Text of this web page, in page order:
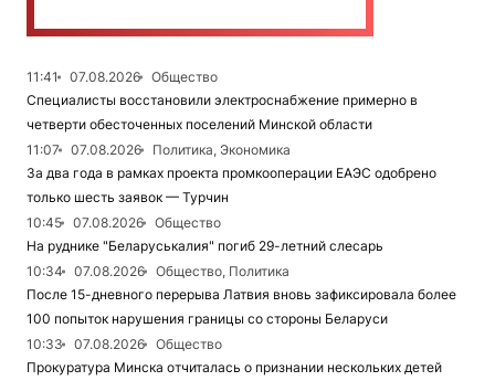
11:41 07.08.2026
Общество
Специалисты восстановили электроснабжение примерно в
четверти обесточенных поселений Минской области
11:07
07.08.2026
Политика, Экономика
За два года в рамках проекта промкооперации ЕАЭС одобрено
только шесть заявок — Турчин
10:45
07.08.2026
Общество
На руднике "Беларуськалия" погиб 29-летний слесарь
10:34
07.08.2026
Общество, Политика
После 15-дневного перерыва Латвия вновь зафиксировала более
100 попыток нарушения границы со стороны Беларуси
10:33
07.08.2026
Общество
Прокуратура Минска отчиталась о признании нескольких детей